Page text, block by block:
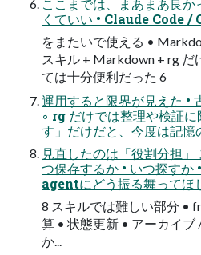
ここまでは、まあまあ良か
くていい • Claude Code
をまたいで使える •
スキル + Markdown + rg だ
ては十分便利だった 6
運用すると限界が見えた •
◦ rg だけでは整理や検証
す」だけだと、今度は記
見直したのは「役割分担」
つ保存するか • いつ探すか
agentにどう振る舞ってほ
8 スキルでは難しい部分 •
算 • 状態更新 • アーカイ
か...